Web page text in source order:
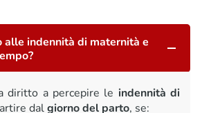
alle indennità di maternità e
diritto a percepire le indennità di
dalgiorno del parto, se: